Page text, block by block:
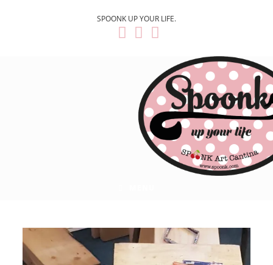
SPOONK UP YOUR LIFE.